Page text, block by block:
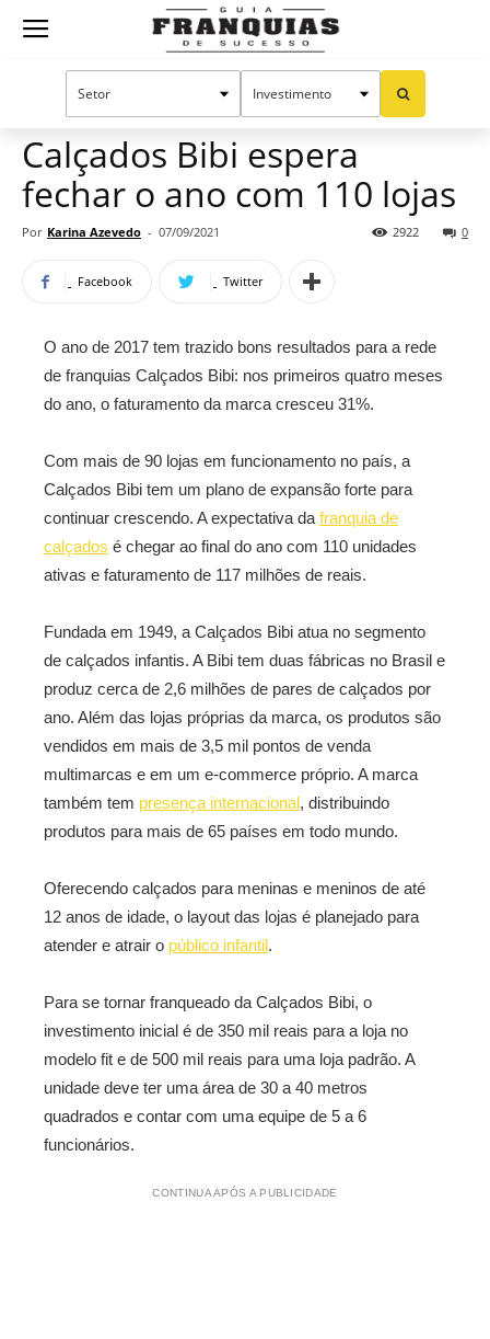
Guia
Mercado de franquias
Calçados Bibi espera
fechar o ano com 110 lojas
Por Karina Azevedo - 07/09/2021 0
2922
Facebook Twitter
O ano de 2017 tem trazido bons resultados para a rede
de franquias Calçados Bibi: nos primeiros quatro meses
do ano, o faturamento da marca cresceu 31%.
Com mais de 90 lojas em funcionamento no país, a
Calçados Bibi tem um plano de expansão forte para
continuar crescendo. A expectativa da franquia de
calçados é chegar ao final do ano com 110 unidades
ativas e faturamento de 117 milhões de reais.
Fundada em 1949, a Calçados Bibi atua no segmento
de calçados infantis. A Bibi tem duas fábricas no Brasil e
produz cerca de 2,6 milhões de pares de calçados por
ano. Além das lojas próprias da marca, os produtos são
vendidos em mais de 3,5 mil pontos de venda
multimarcas e em um e-commerce próprio. A marca
também tem presença internacional, distribuindo
produtos para mais de 65 países em todo mundo.
Oferecendo calçados para meninas e meninos de até
12 anos de idade, o layout das lojas é planejado para
atender e atrair o público infantil.
Para se tornar franqueado da Calçados Bibi, o
investimento inicial é de 350 mil reais para a loja no
modelo fit e de 500 mil reais para uma loja padrão. A
unidade deve ter uma área de 30 a 40 metros
quadrados e contar com uma equipe de 5 a 6
funcionários.
CONTINUA APÓS A PUBLICIDADE